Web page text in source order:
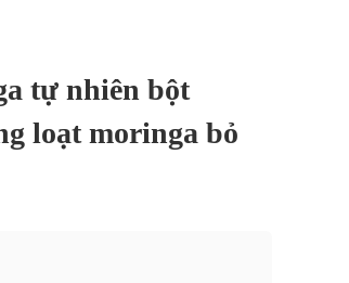
tự nhiên bột
loạt moringa bỏ